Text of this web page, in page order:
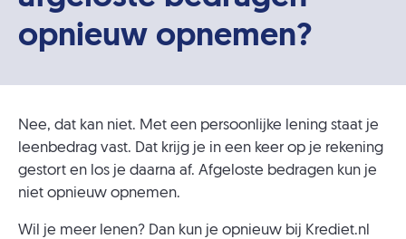
opnieuw opnemen?
Nee, dat kan niet. Met een persoonlijke lening staat je
leenbedrag vast. Dat krijg je in een keer op je rekening
gestort en los je daarna af. Afgeloste bedragen kun je
niet opnieuw opnemen.
Wil je meer lenen? Dan kun je opnieuw bij Krediet.nl